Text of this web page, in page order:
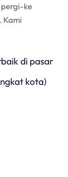
pergi-ke
Kami
di pasar
kota)